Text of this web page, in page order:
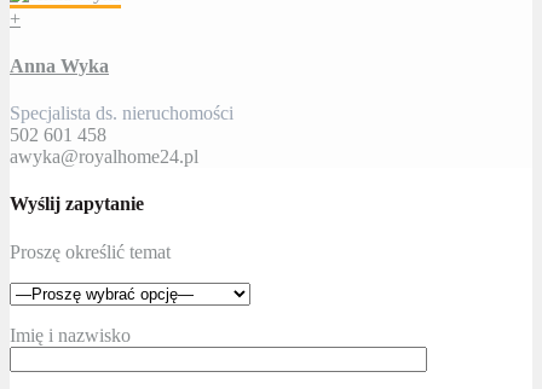
+
Anna Wyka
Specjalista ds. nieruchomości
502 601 458
awyka@royalhome24.pl
Wyślij zapytanie
Proszę określić temat
Imię i nazwisko